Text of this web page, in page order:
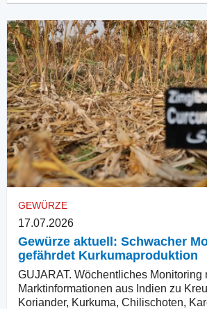
GEWÜRZE
17.07.2026
Gewürze aktuell: Schwacher
gefährdet Kurkumaproduktion
GUJARAT. Wöchentliches Monitoring
Marktinformationen aus Indien zu
Koriander, Kurkuma, Chilischoten,